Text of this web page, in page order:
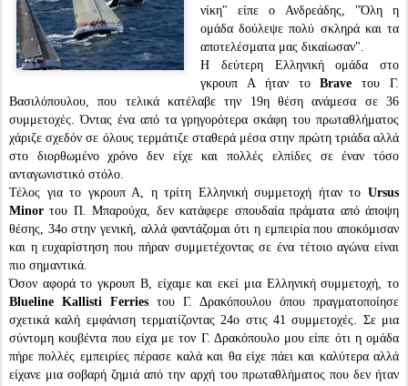
νίκη" είπε ο Ανδρεάδης, "Όλη η
ομάδα δούλεψε πολύ σκληρά και τα
αποτελέσματα μας δικαίωσαν".
Η δεύτερη Ελληνική ομάδα στο
γκρουπ Α ήταν τοBraveτου Γ.
Βασιλόπουλου, που τελικά κατέλαβε την 19η θέση ανάμεσα σε 36
συμμετοχές. Όντας ένα από τα γρηγορότερα σκάφη του πρωταθλήματος
χάριζε σχεδόν σε όλους τερμάτιζε σταθερά μέσα στην πρώτη τριάδα αλλά
στο διορθωμένο χρόνο δεν είχε και πολλές ελπίδες σε έναν τόσο
ανταγωνιστικό στόλο.
Τέλος για το γκρουπ Α, η τρίτη Ελληνική συμμετοχή ήταν το Ursus
Minorτου Π. Μπαρούχα, δεν κατάφερε σπουδαία πράματα από άποψη
θέσης, 34ο στην γενική, αλλά φαντάζομαι ότι η εμπειρία που αποκόμισαν
και η ευχαρίστηση που πήραν συμμετέχοντας σε ένα τέτοιο αγώνα είναι
πιο σημαντικά.
Όσον αφορά το γκρουπ Β, είχαμε και εκεί μια Ελληνική συμμετοχή, το
Blueline Kallisti Ferries του Γ. Δρακόπουλου όπου πραγματοποίησε
σχετικά καλή εμφάνιση τερματίζοντας 24ο στις 41 συμμετοχές. Σε μια
σύντομη κουβέντα που είχα με τον Γ. Δρακόπουλο μου είπε ότι η ομάδα
πήρε πολλές εμπειρίες πέρασε καλά και θα είχε πάει και καλύτερα αλλά
είχανε μια σοβαρή ζημιά από την αρχή του πρωταθλήματος που δεν ήταν